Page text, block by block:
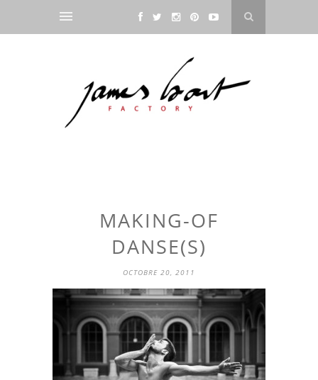
MAKING-OF
DANSE(S)
OCTOBRE 20, 2011